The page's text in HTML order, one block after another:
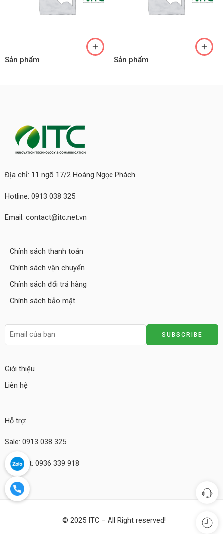
Sản phẩm Sản phẩm
Địa chỉ: 11 ngõ 17/2 Hoàng Ngọc Phách
Hotline: 0913 038 325
Email: contact@itc.net.vn
Chính sách thanh toán
Chính sách vận chuyển
Chính sách đổi trả hàng
Chính sách bảo mật
Giới thiệu
Liên hệ
Hỗ trợ:
Sale: 0913 038 325
Kỹ thuật: 0936 339 918
© 2025 ITC – All Right reserved!